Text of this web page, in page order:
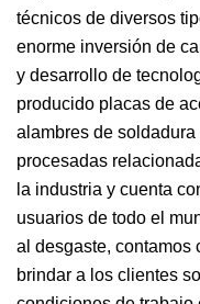
técnicos de diversos
enorme inversión de
y desarrollo de
producido placas de
alambres de
procesadas
la industria y cuenta
usuarios de todo el
al desgaste, contamos
brindar a los clientes